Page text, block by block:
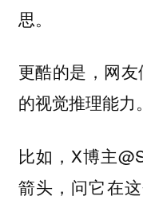
思。
更酷的是，网
的视觉推理能力
比如，X博主
箭头，问它在